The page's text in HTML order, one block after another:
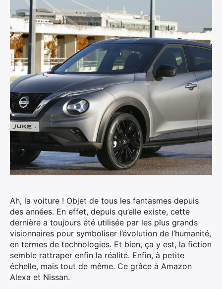
Ah, la voiture ! Objet de tous les fantasmes depuis
des années. En effet, depuis qu’elle existe, cette
dernière a toujours été utilisée par les plus grands
visionnaires pour symboliser l’évolution de l’humanité,
en termes de technologies. Et bien, ça y est, la fiction
semble rattraper enfin la réalité. Enfin, à petite
échelle, mais tout de même. Ce grâce à Amazon
Alexa et Nissan.